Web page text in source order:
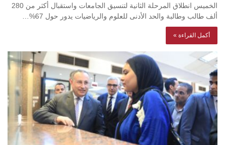
الخميس انطلاق المرحلة الثانية لتنسيق الجامعات واستقبال أكثر من 280
ألف طالب وطالبة والحد الأدنى للعلوم والرياضيات يدور حول 67%…
أكمل القراءة »